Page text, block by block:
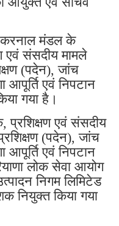
करनाल मंडल के
एवं संसदीय मामले
(पदेन), जांच
आपूर्ति एवं निपटान
गया है।
प्रशिक्षण एवं संसदीय
(पदेन), जांच
आपूर्ति एवं निपटान
लोक सेवा आयोग
निगम लिमिटेड
नियुक्त किया गया